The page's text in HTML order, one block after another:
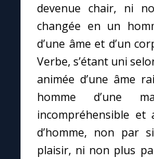
Me consacrer à Jésus
Mes intentions de prière
Une Minute avec Marie
Une neuvaine
devenue chair, ni
changée en un
d’une âme et d’un
Verbe, s’étant uni
animée d’une âme
homme d’une
incompréhensible
d’homme, non par
plaisir, ni non plus